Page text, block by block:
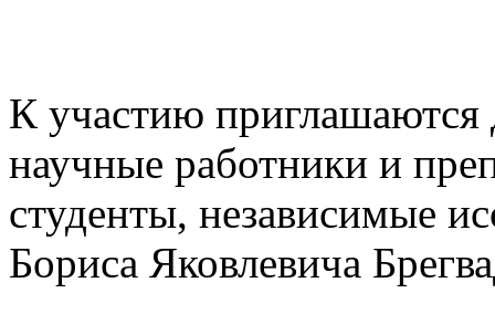
К участию приглашаются
научные работники и
студенты, независимые
Бориса Яковлевича